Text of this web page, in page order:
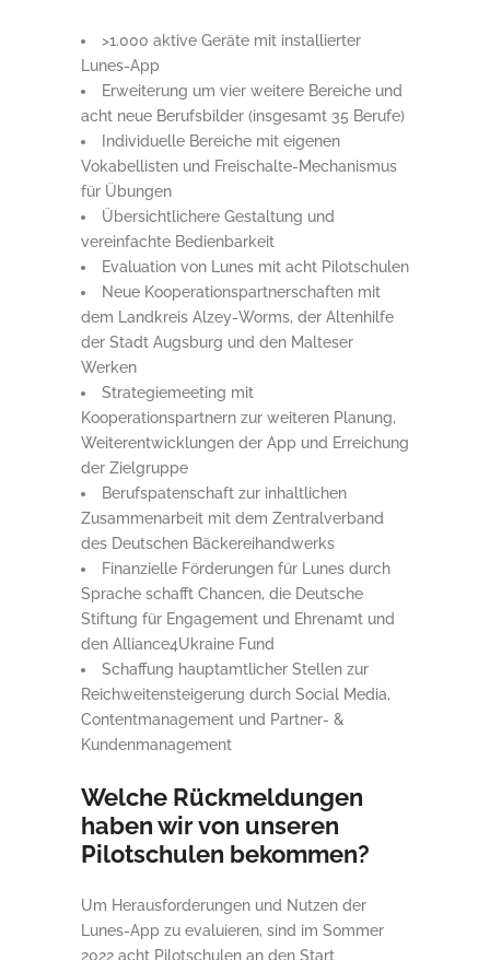
>1.000 aktive Geräte mit installierter
Lunes-App
Erweiterung um vier weitere Bereiche und
acht neue Berufsbilder (insgesamt 35 Berufe)
Individuelle Bereiche mit eigenen
Vokabellisten und Freischalte-Mechanismus
für Übungen
Übersichtlichere Gestaltung und
vereinfachte Bedienbarkeit
Evaluation von Lunes mit acht Pilotschulen
Neue Kooperationspartnerschaften mit
dem Landkreis Alzey-Worms, der Altenhilfe
der Stadt Augsburg und den Malteser
Werken
Strategiemeeting mit
Kooperationspartnern zur weiteren Planung,
Weiterentwicklungen der App und Erreichung
der Zielgruppe
Berufspatenschaft zur inhaltlichen
Zusammenarbeit mit dem Zentralverband
des Deutschen Bäckereihandwerks
Finanzielle Förderungen für Lunes durch
Sprache schafft Chancen, die Deutsche
Stiftung für Engagement und Ehrenamt und
den Alliance4Ukraine Fund
Schaffung hauptamtlicher Stellen zur
Reichweitensteigerung durch Social Media,
Contentmanagement und Partner- &
Kundenmanagement
Welche Rückmeldungen
haben wir von unseren
Pilotschulen bekommen?
Um Herausforderungen und Nutzen der
Lunes-App zu evaluieren, sind im Sommer
2022 acht Pilotschulen an den Start